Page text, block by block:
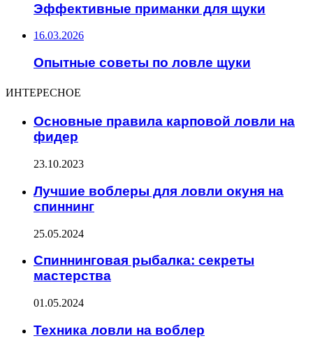
Эффективные приманки для щуки
16.03.2026
Опытные советы по ловле щуки
ИНТЕРЕСНОЕ
Основные правила карповой ловли на
фидер
23.10.2023
Лучшие воблеры для ловли окуня на
спиннинг
25.05.2024
Спиннинговая рыбалка: секреты
мастерства
01.05.2024
Техника ловли на воблер